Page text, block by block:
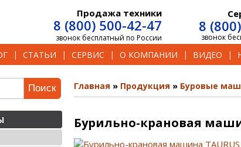
Продажа техники
8 (800) 500-42-47
звонок бесплатный по России
8
звонок
СТАТЬИ СЕРВИС О КОМПАНИИ ВИДЕО
Поиск Главная Продукция Буровые
Бурильно-крановая